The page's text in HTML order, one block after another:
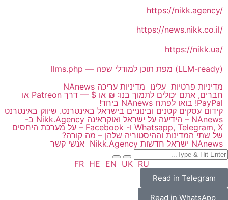
https://nikk.agency/
https://news.nikk.co.il/
https://nikk.ua/
llms.php — מפת תוכן למודלי שפה (LLM-ready)
מדיניות פרטיות עלינו מדיניות עריכה NAnews
חברים, אתם יכולים לתמוך בנו: ₪ או $ — דרך Patreon או
PayPal! בואו לפתח NAnews ביחד!
קידום עסקים קטנים ובינוניים בישראל באינטרנט. שיווק באינטרנט
NAnews – הידיעה על ישראל ואוקראינה Nikk.Agency ב-
Whatsapp, Telegram, X ו- Facebook – על מערכת היחסים
של שתי המדינות וההיסטוריה שלהן – מה קורה?
NAnews ישראל חדשות Nikk.Agency
אנשי קשר
RU
UK
EN
HE
FR
Read in Telegram
Read in WhatsApp